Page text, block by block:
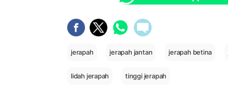
jerapah jerapah jantan jerapah betina
lidah jerapah tinggi jerapah